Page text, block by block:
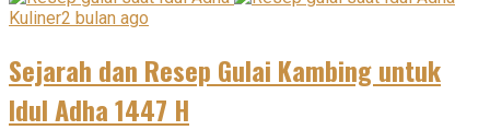
Kuliner2 bulan ago
Sejarah dan Resep Gulai Kambing untuk
Idul Adha 1447 H